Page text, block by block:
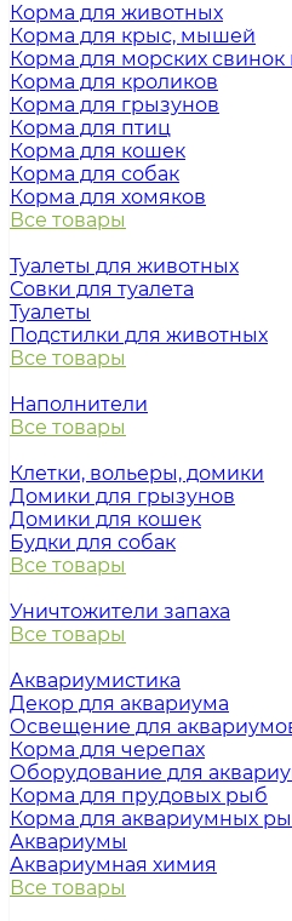
Корма для животных
Корма для крыс, мышей
Корма для морских
Корма для кроликов
Корма для грызунов
Корма для птиц
Корма для кошек
Корма для собак
Корма для хомяков
Все товары
Туалеты для животных
Совки для туалета
Туалеты
Подстилки для животных
Все товары
Наполнители
Все товары
Клетки, вольеры, домики
Домики для грызунов
Домики для кошек
Будки для собак
Все товары
Уничтожители запаха
Все товары
Аквариумистика
Декор для аквариума
Освещение для
Корма для черепах
Оборудование для
Корма для прудовых рыб
Корма для аквариумных
Аквариумы
Аквариумная химия
Все товары